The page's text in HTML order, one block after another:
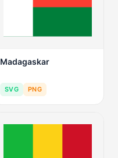
Madagaskar
SVG PNG